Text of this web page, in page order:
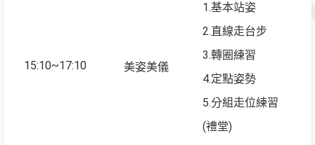
15:10~17:10 美姿美儀
1.基本站姿
2.直線走台步
3.轉圈練習
4.定點姿勢
5.分組走位練習
(禮堂)